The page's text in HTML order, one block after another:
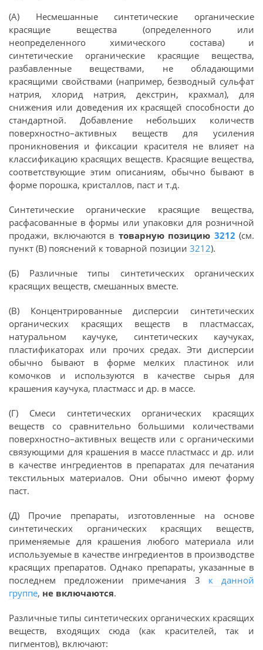
(А) Несмешанные синтетические органические
красящие вещества (определенного или
неопределенного химического состава) и
синтетические органические красящие вещества,
разбавленные веществами, не обладающими
красящими свойствами (например, безводный сульфат
натрия, хлорид натрия, декстрин, крахмал), для
снижения или доведения их красящей способности до
стандартной. Добавление небольших количеств
поверхностно–активных веществ для усиления
проникновения и фиксации красителя не влияет на
классификацию красящих веществ. Красящие вещества,
соответствующие этим описаниям, обычно бывают в
форме порошка, кристаллов, паст и т.д.
Синтетические органические красящие вещества,
расфасованные в формы или упаковки для розничной
продажи, включаются в товарную позицию 3212 (см.
пункт (В) пояснений к товарной позиции 3212).
(Б) Различные типы синтетических органических
красящих веществ, смешанных вместе.
(В) Концентрированные дисперсии синтетических
органических красящих веществ в пластмассах,
натуральном каучуке, синтетических каучуках,
пластификаторах или прочих средах. Эти дисперсии
обычно бывают в форме мелких пластинок или
комочков и используются в качестве сырья для
крашения каучука, пластмасс и др. в массе.
(Г) Смеси синтетических органических красящих
веществ со сравнительно большими количествами
поверхностно–активных веществ или с органическими
связующими для крашения в массе пластмасс и др. или
в качестве ингредиентов в препаратах для печатания
текстильных материалов. Они обычно имеют форму
паст.
(Д) Прочие препараты, изготовленные на основе
синтетических органических красящих веществ,
применяемые для крашения любого материала или
используемые в качестве ингредиентов в производстве
красящих препаратов. Однако препараты, указанные в
последнем предложении примечания 3 к данной
группе, не включаются.
Различные типы синтетических органических красящих
веществ, входящих сюда (как красителей, так и
пигментов), включают: